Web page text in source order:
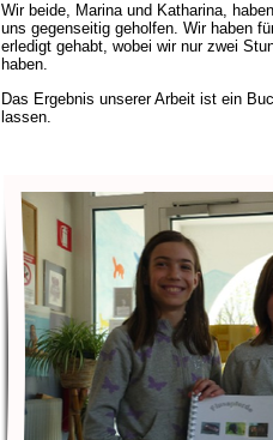
Wir beide, Marina und Katharina,
uns gegenseitig geholfen. Wir haben
erledigt gehabt, wobei wir nur zwei
haben.
Das Ergebnis unserer Arbeit ist ein
lassen.